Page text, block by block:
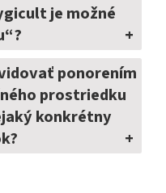
je možné
ponorením
prostriedku
konkrétny